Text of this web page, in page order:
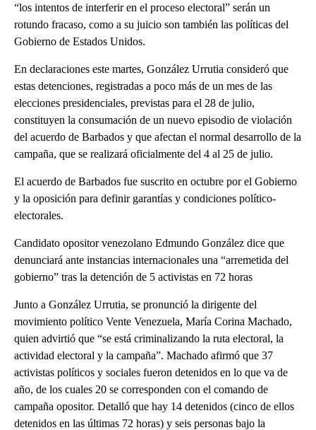
“los intentos de interferir en el proceso electoral” serán un
rotundo fracaso, como a su juicio son también las políticas del
Gobierno de Estados Unidos.
En declaraciones este martes, González Urrutia consideró que
estas detenciones, registradas a poco más de un mes de las
elecciones presidenciales, previstas para el 28 de julio,
constituyen la consumación de un nuevo episodio de violación
del acuerdo de Barbados y que afectan el normal desarrollo de la
campaña, que se realizará oficialmente del 4 al 25 de julio.
El acuerdo de Barbados fue suscrito en octubre por el Gobierno
y la oposición para definir garantías y condiciones político-
electorales.
Candidato opositor venezolano Edmundo González dice que
denunciará ante instancias internacionales una “arremetida del
gobierno” tras la detención de 5 activistas en 72 horas
Junto a González Urrutia, se pronunció la dirigente del
movimiento político Vente Venezuela, María Corina Machado,
quien advirtió que “se está criminalizando la ruta electoral, la
actividad electoral y la campaña”. Machado afirmó que 37
activistas políticos y sociales fueron detenidos en lo que va de
año, de los cuales 20 se corresponden con el comando de
campaña opositor. Detalló que hay 14 detenidos (cinco de ellos
detenidos en las últimas 72 horas) y seis personas bajo la